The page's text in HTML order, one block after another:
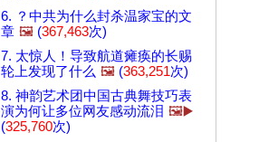
6. ？中共为什么封杀温家宝的文
章 🖼️ (367,463次)
7. 太惊人！导致航道瘫痪的长赐
轮上发现了什么 🖼️ (363,251次)
8. 神韵艺术团中国古典舞技巧表
演为何让多位网友感动流泪 🖼️▶️
(325,760次)